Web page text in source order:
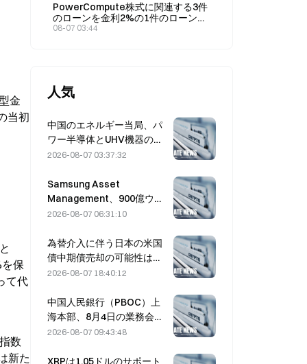
金
当初
保
て代
数
新た
PowerCompute株式に関連する3件
のローンを金利2%の1件のローンに
統合し、307 BTCを担保として差し
08-07 03:44
人気
中国のエネルギー当局、パ
ワー半導体とUHV機器の技
術革新を推進。
2026-08-07 03:37:32
Samsung Asset
Management、900億ウォ
ン規模のファンドの運用先
選定
2026-08-07 06:31:10
為替介入に伴う日本の米国
債中期債売却の可能性は低
く、ロングエンド利回りへ
2026-08-07 18:40:12
中国人民銀行（PBOC）上
海本部、8月4日の業務会議
で暗号資産の取り締まりを
2026-08-07 09:43:48
XRPは1.05ドルのサポート